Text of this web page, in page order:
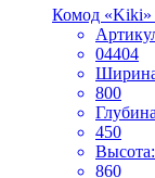
Комод
04404
800
450
Высота:
860